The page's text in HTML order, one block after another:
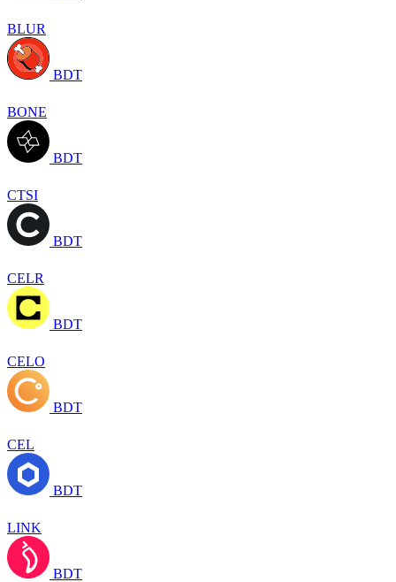
BLUR
BDT
BONE
BDT
CTSI
BDT
CELR
BDT
CELO
BDT
CEL
BDT
LINK
BDT